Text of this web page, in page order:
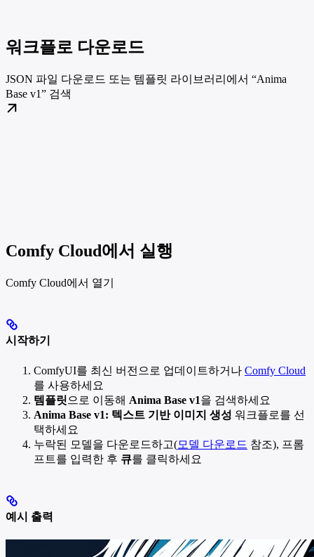
워크플로 다운로드
JSON 파일 다운로드 또는 템플릿 라이브러리에서 “Anima
Base v1” 검색
Comfy Cloud에서 실행
Comfy Cloud에서 열기
시작하기
ComfyUI를 최신 버전으로 업데이트하거나 Comfy Cloud
를 사용하세요
템플릿으로 이동해 Anima Base v1을 검색하세요
Anima Base v1: 텍스트 기반 이미지 생성 워크플로를 선
택하세요
누락된 모델을 다운로드하고(모델 다운로드 참조), 프롬
프트를 입력한 후 큐를 클릭하세요
예시 출력